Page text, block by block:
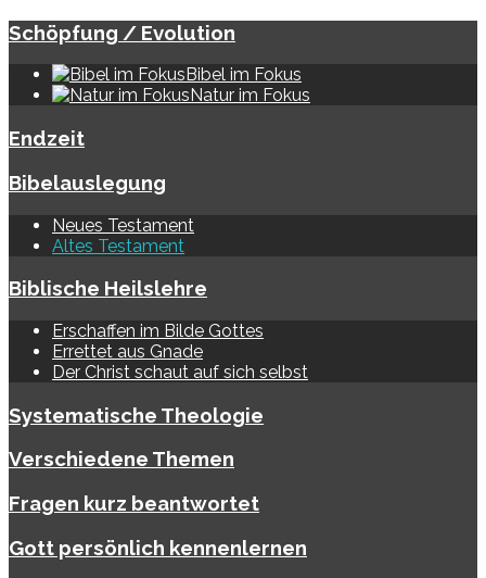
Schöpfung / Evolution
Bibel im Fokus
Natur im Fokus
Endzeit
Bibelauslegung
Neues Testament
Altes Testament
Biblische Heilslehre
Erschaffen im Bilde Gottes
Errettet aus Gnade
Der Christ schaut auf sich selbst
Systematische Theologie
Verschiedene Themen
Fragen kurz beantwortet
Gott persönlich kennenlernen